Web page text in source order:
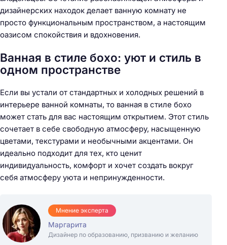
дизайнерских находок делает ванную комнату не
просто функциональным пространством, а настоящим
оазисом спокойствия и вдохновения.
Ванная в стиле бохо: уют и стиль в
одном пространстве
Если вы устали от стандартных и холодных решений в
интерьере ванной комнаты, то ванная в стиле бохо
может стать для вас настоящим открытием. Этот стиль
сочетает в себе свободную атмосферу, насыщенную
цветами, текстурами и необычными акцентами. Он
идеально подходит для тех, кто ценит
индивидуальность, комфорт и хочет создать вокруг
себя атмосферу уюта и непринужденности.
Мнение эксперта
Маргарита
Дизайнер по образованию, призванию и желанию